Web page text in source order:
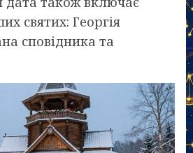
святих: Георгія
сповідника та